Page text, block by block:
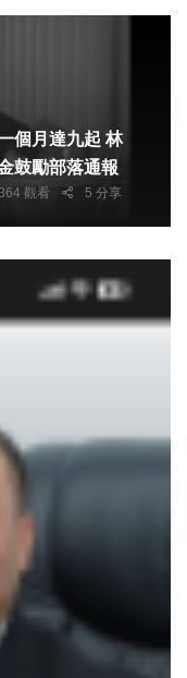
熊物資 頒獎勵金鼓勵部落通報
觀看 5 分享